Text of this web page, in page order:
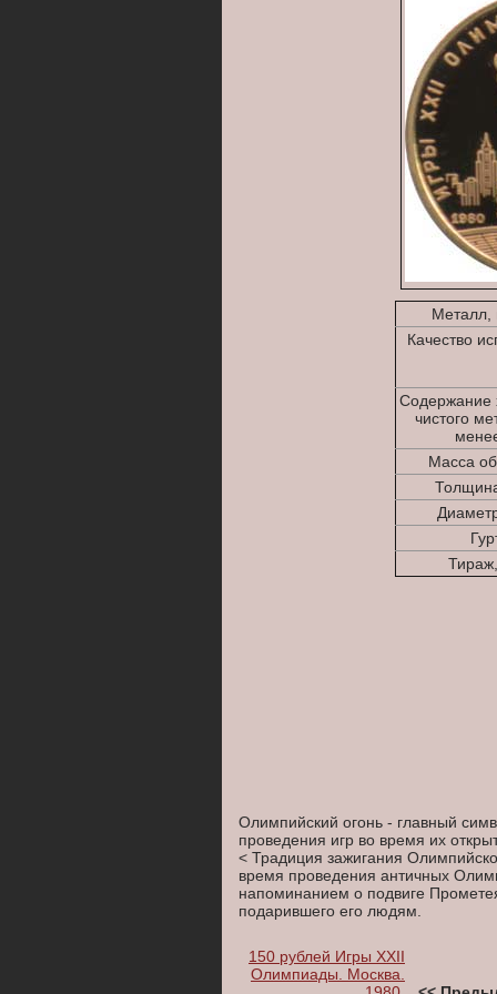
Металл,
Качество
Содержание
чистого
Масса
Олимпийский огонь - главный
проведения игр во время их
< Традиция зажигания
время проведения античных
напоминанием о подвиге
подарившего его людям.
150 рублей Игры XXII
Олимпиады. Москва.